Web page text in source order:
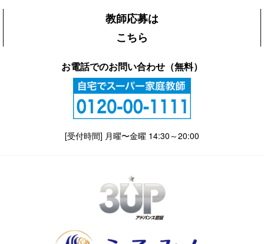
教師応募は
こちら
お電話でのお問い合わせ（無料）
[受付時間] 月曜〜金曜 14:30～20:00